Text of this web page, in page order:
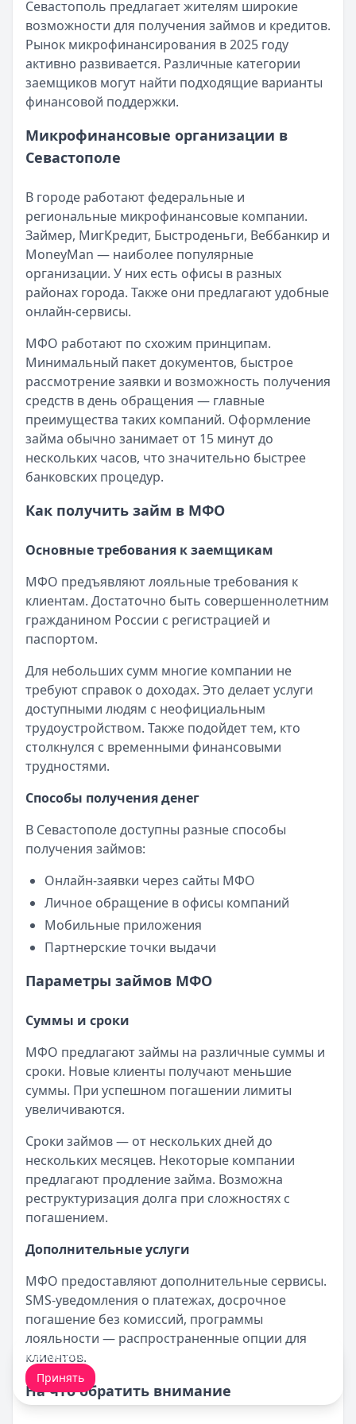
Опубликовано:5 декабря 2025 г.
Категория:МФО
Читать новость
Срочный микрозайм 15 000 ₽ на карту: свежая
Кратко:Нужны 15 000 рублей на карту прямо сегодня?
Опубликовано:5 декабря 2025 г.
Читать новость
Рекордный рост доли клиентов МФО с iPhone: что
Опубликовано:5 декабря 2025 г.
Категория:МФО
Читать новость
57 сервисов микрозаймов через Госуслуги: где
Кратко:Авторизация через Госуслуги ускоряет
Опубликовано:23 ноября 2025 г.
Категория:МФО
Смс о «одобренном займе» от Bigmani Ru: как
Кратко:Пришло СМС об одобрении займа от Bigmani
Опубликовано:23 ноября 2025 г.
Категория:МФО
Читать новость
Все новости
Севастополь предлагает жителям широкие
возможности для получения займов и кредитов.
Рынок микрофинансирования в 2025 году
активно развивается. Различные категории
заемщиков могут найти подходящие варианты
финансовой поддержки.
Микрофинансовые организации в
Севастополе
В городе работают федеральные и
региональные микрофинансовые компании.
Займер, МигКредит, Быстроденьги, Веббанкир и
MoneyMan — наиболее популярные
организации. У них есть офисы в разных
районах города. Также они предлагают удобные
онлайн-сервисы.
МФО работают по схожим принципам.
Минимальный пакет документов, быстрое
рассмотрение заявки и возможность получения
средств в день обращения — главные
преимущества таких компаний. Оформление
займа обычно занимает от 15 минут до
нескольких часов, что значительно быстрее
банковских процедур.
Как получить займ в МФО
Основные требования к заемщикам
МФО предъявляют лояльные требования к
клиентам. Достаточно быть совершеннолетним
гражданином России с регистрацией и
паспортом.
Для небольших сумм многие компании не
требуют справок о доходах. Это делает услуги
доступными людям с неофициальным
трудоустройством. Также подойдет тем, кто
столкнулся с временными финансовыми
трудностями.
Способы получения денег
В Севастополе доступны разные способы
получения займов:
Онлайн-заявки через сайты МФО
Личное обращение в офисы компаний
Мобильные приложения
Партнерские точки выдачи
Параметры займов МФО
Суммы и сроки
МФО предлагают займы на различные суммы и
сроки. Новые клиенты получают меньшие
суммы. При успешном погашении лимиты
увеличиваются.
Сроки займов — от нескольких дней до
нескольких месяцев. Некоторые компании
предлагают продление займа. Возможна
реструктуризация долга при сложностях с
погашением.
Дополнительные услуги
МФО предоставляют дополнительные сервисы.
SMS-уведомления о платежах, досрочное
погашение без комиссий, программы
лояльности — распространенные опции для
клиентов.
На что обратить внимание
Мы обрабатываем ваши
Принять